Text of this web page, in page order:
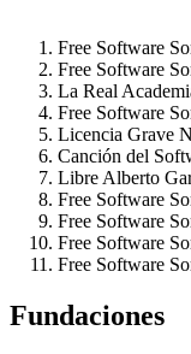
Free Software
Free Software
La Real
Free Software
Licencia Grave
Canción del
Libre Alberto
Free Software
Free Software
Free Software
Free Software
Fundaciones